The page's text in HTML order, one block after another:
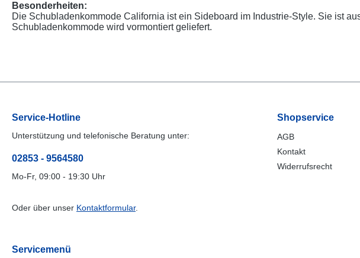
Besonderheiten:
Die Schubladenkommode California ist ein Sideboard im Industrie-Style. Sie ist
Schubladenkommode wird vormontiert geliefert.
Service-Hotline
Unterstützung und telefonische Beratung unter:
02853 - 9564580
Mo-Fr, 09:00 - 19:30 Uhr
Oder über unser Kontaktformular.
Shopservice
AGB
Kontakt
Widerrufsrecht
Servicemenü